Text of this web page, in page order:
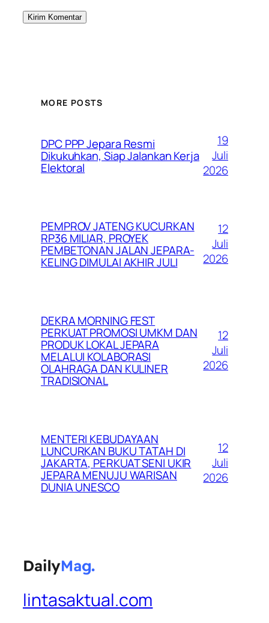
MORE POSTS
DPC PPP Jepara Resmi
Dikukuhkan, Siap Jalankan Kerja
Elektoral
19
Juli
2026
PEMPROV JATENG KUCURKAN
RP36 MILIAR, PROYEK
PEMBETONAN JALAN JEPARA-
KELING DIMULAI AKHIR JULI
12
Juli
2026
DEKRA MORNING FEST
PERKUAT PROMOSI UMKM DAN
PRODUK LOKAL JEPARA
MELALUI KOLABORASI
OLAHRAGA DAN KULINER
TRADISIONAL
12
Juli
2026
MENTERI KEBUDAYAAN
LUNCURKAN BUKU TATAH DI
JAKARTA, PERKUAT SENI UKIR
JEPARA MENUJU WARISAN
DUNIA UNESCO
12
Juli
2026
lintasaktual.com